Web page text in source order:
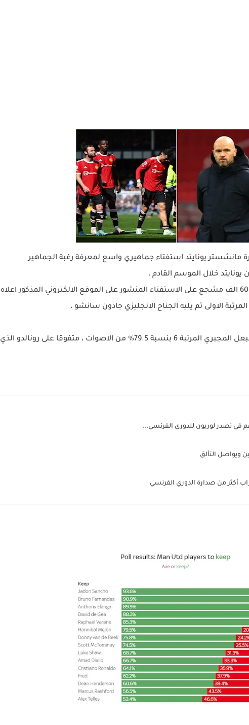
مانشستر يونايتد استفتاء جماهيري واسع لمعرفة رغبة الجماهير
خلال الموسم القادم ،
وصوت حتى هذه اللحظة اكثر من 60 الف مشجع على الاستفتاء المنشور على الموقع الالكتروني المذكور اعلاه
الاولى ثم يليه الجناح الانجليزي جادون سانشو ،
واحتل اللاعب التونسي الشاب حنبعل المجبري المرتبة 6 بنسبة 79.5% من الاصوات ، متفوقا على رونالدو الذي
في تصدر لوريون للدوري الفرنسي...
ويواصل التألق
أكثر من صدارة الدوري الفرنسي